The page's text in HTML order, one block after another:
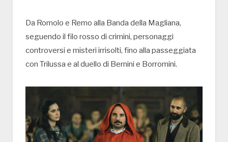
Da Romolo e Remo alla Banda della Magliana,
seguendo il filo rosso di crimini, personaggi
controversi e misteri irrisolti, fino alla passeggiata
con Trilussa e al duello di Bernini e Borromini.